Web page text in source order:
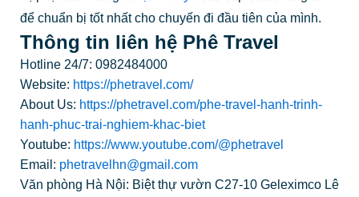
để chuẩn bị tốt nhất cho chuyến đi đầu tiên của mình.
Thông tin liên hệ Phê Travel
Hotline 24/7: 0982484000
Website: https://phetravel.com/
About Us: https://phetravel.com/phe-travel-hanh-trinh-
hanh-phuc-trai-nghiem-khac-biet
Youtube: https://www.youtube.com/@phetravel
Email: phetravelhn@gmail.com
Văn phòng Hà Nội: Biệt thự vườn C27-10 Geleximco Lê